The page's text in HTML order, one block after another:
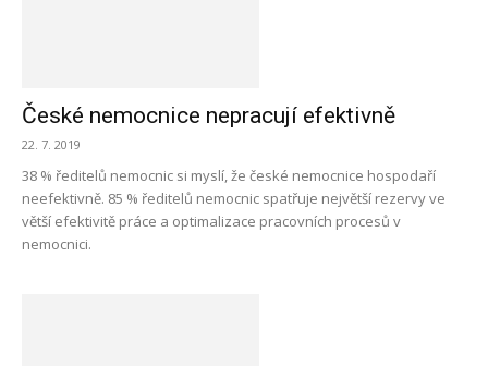
České nemocnice nepracují efektivně
22. 7. 2019
38 % ředitelů nemocnic si myslí, že české nemocnice hospodaří
neefektivně. 85 % ředitelů nemocnic spatřuje největší rezervy ve
větší efektivitě práce a optimalizace pracovních procesů v
nemocnici.